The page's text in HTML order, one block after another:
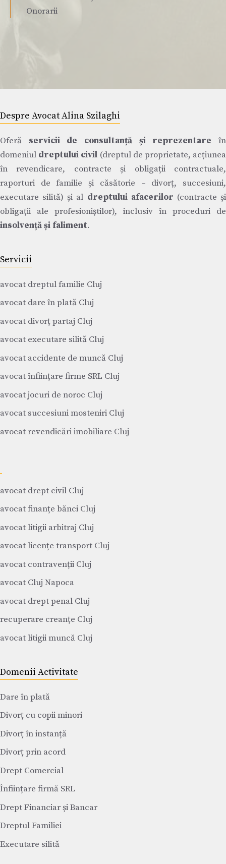
Onorarii
Despre Avocat Alina Szilaghi
Oferă servicii de consultanță și reprezentare în
domeniul dreptului civil (dreptul de proprietate, acțiunea
în revendicare, contracte și obligații contractuale,
raporturi de familie și căsătorie – divorț, succesiuni,
executare silită) și al dreptului afacerilor (contracte și
obligații ale profesioniștilor), inclusiv în proceduri de
insolvență și faliment.
Servicii
avocat dreptul familie Cluj
avocat dare în plată Cluj
avocat divorț partaj Cluj
avocat executare silită Cluj
avocat accidente de muncă Cluj
avocat înființare firme SRL Cluj
avocat jocuri de noroc Cluj
avocat succesiuni mosteniri Cluj
avocat revendicări imobiliare Cluj
avocat drept civil Cluj
avocat finanțe bănci Cluj
avocat litigii arbitraj Cluj
avocat licențe transport Cluj
avocat contravenții Cluj
avocat Cluj Napoca
avocat drept penal Cluj
recuperare creanțe Cluj
avocat litigii muncă Cluj
Domenii Activitate
Dare în plată
Divorț cu copii minori
Divorț în instanță
Divorț prin acord
Drept Comercial
Înființare firmă SRL
Drept Financiar și Bancar
Dreptul Familiei
Executare silită